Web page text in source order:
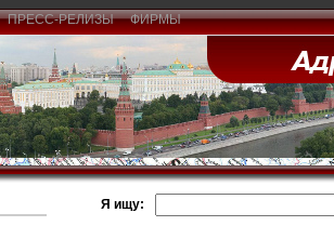
ПРЕСС-РЕЛИЗЫ ФИРМЫ
Я ищу: